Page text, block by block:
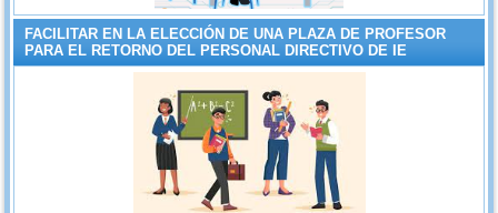
FACILITAR EN LA ELECCIÓN DE UNA PLAZA DE PROFESOR
PARA EL RETORNO DEL PERSONAL DIRECTIVO DE IE